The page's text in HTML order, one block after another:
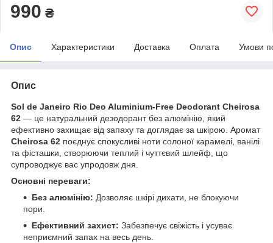
990 ₴
Опис Характеристики Доставка Оплата Умови
Опис
Sol de Janeiro Rio Deo Aluminium-Free Deodorant Cheirosa
62 — це натуральний дезодорант без алюмінію, який
ефективно захищає від запаху та доглядає за шкірою. Аромат
Cheirosa 62 поєднує спокусливі ноти солоної карамелі, ванілі
та фісташки, створюючи теплий і чуттєвий шлейф, що
супроводжує вас упродовж дня.
Основні переваги:
Без алюмінію: Дозволяє шкірі дихати, не блокуючи
пори.
Ефективний захист: Забезпечує свіжість і усуває
неприємний запах на весь день.